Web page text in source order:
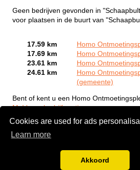
Cookies are used for ads
Learn more
Akkoord
Geen bedrijven gevonden in
voor plaatsen in de buurt van
17.59 km
Homo
17.69 km
Homo
23.61 km
Homo
24.61 km
Homo
(gemeente)
Bent of kent u een Homo
Meld een bedrijf gratis aan